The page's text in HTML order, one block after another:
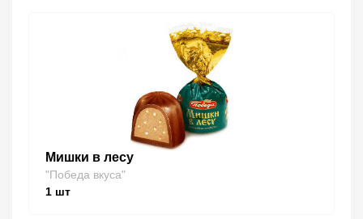
Мишки в лесу
"Победа вкуса"
1 шт